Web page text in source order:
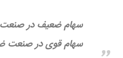
سهام ضعيف در صنعت
سهام قوی در صنعت